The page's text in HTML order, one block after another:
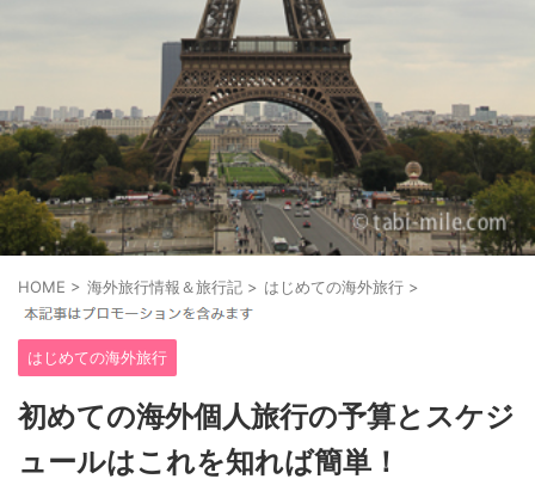
HOME > 海外旅行情報＆旅行記 > はじめての海外旅行 >
はじめての海外旅行
初めての海外個人旅行の予算とスケジ
ュールはこれを知れば簡単！